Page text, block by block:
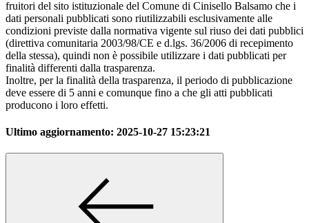
fruitori del sito istituzionale del Comune di Cinisello Balsamo che i
dati personali pubblicati sono riutilizzabili esclusivamente alle
condizioni previste dalla normativa vigente sul riuso dei dati pubblici
(direttiva comunitaria 2003/98/CE e d.lgs. 36/2006 di recepimento
della stessa), quindi non è possibile utilizzare i dati pubblicati per
finalità differenti dalla trasparenza.
Inoltre, per la finalità della trasparenza, il periodo di pubblicazione
deve essere di 5 anni e comunque fino a che gli atti pubblicati
producono i loro effetti.
Ultimo aggiornamento: 2025-10-27 15:23:21